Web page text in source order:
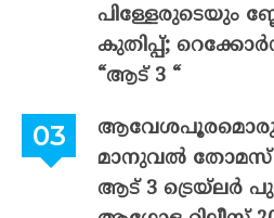
പിള്ളേരുടെയും
കുതിപ്പ്;
“ആട് 3 “
മാനുവൽ തോമസ്
ആട് 3 ട്രെയ്‌ലർ